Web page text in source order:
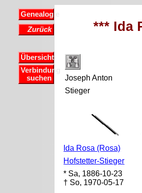
Genealogie
Zurück
Übersicht
Verbindung
suchen
*** Ida
Joseph Anton
Stieger
Ida Rosa (Rosa)
Hofstetter-Stieger
* Sa, 1886-10-23
† So, 1970-05-17